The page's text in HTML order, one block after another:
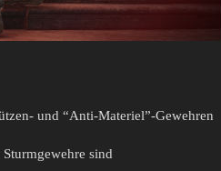
und “Anti-Materiel”-Gewehren
sind